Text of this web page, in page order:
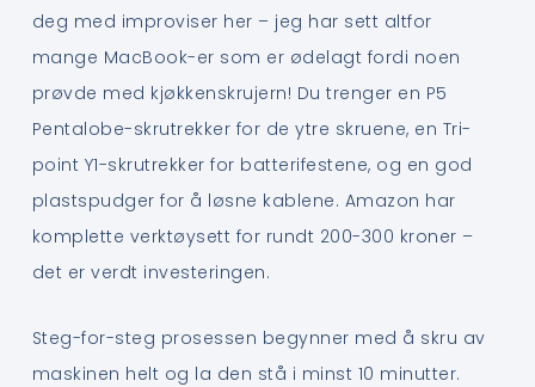
deg med improviser her – jeg har sett altfor
mange MacBook-er som er ødelagt fordi noen
prøvde med kjøkkenskrujern! Du trenger en P5
Pentalobe-skrutrekker for de ytre skruene, en Tri-
point Y1-skrutrekker for batterifestene, og en god
plastspudger for å løsne kablene. Amazon har
komplette verktøysett for rundt 200-300 kroner –
det er verdt investeringen.
Steg-for-steg prosessen begynner med å skru av
maskinen helt og la den stå i minst 10 minutter.